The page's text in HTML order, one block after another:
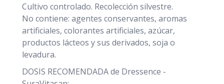
Cultivo controlado. Recolección silvestre.
No contiene: agentes conservantes, aromas
artificiales, colorantes artificiales, azúcar,
productos lácteos y sus derivados, soja o
levadura.
DOSIS RECOMENDADA de Dressence -